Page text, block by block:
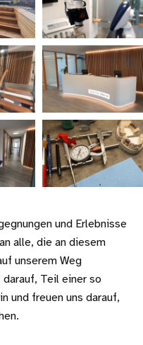
und Erlebnisse
alle, die an diesem
unserem Weg
Teil einer so
und freuen uns darauf,